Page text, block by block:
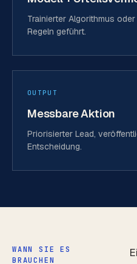
Trainierter Algorithmus
Regeln geführt.
OUTPUT
Messbare Aktion
Priorisierter Lead,
Entscheidung.
WANN SIE ES
BRAUCHEN